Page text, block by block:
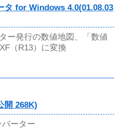
タ for Windows 4.0(01.08.03
ー発行の数値地図、「数値
（R13）に変換
開 268K)
ーター